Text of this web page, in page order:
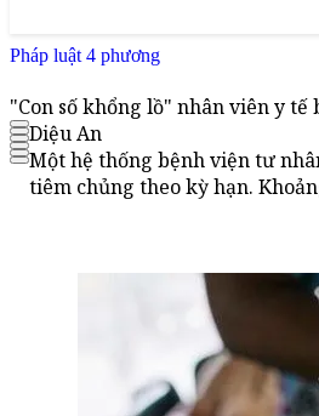
Pháp luật 4 phương
"Con số khổng lồ" nhân viên y
Diệu An
Một hệ thống bệnh viện tư
tiêm chủng theo kỳ hạn.